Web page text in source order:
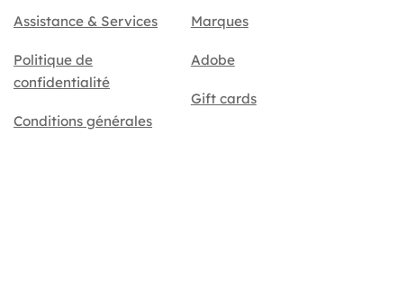
Assistance & Services
Politique de
confidentialité
Conditions générales
Marques
Adobe
Gift cards